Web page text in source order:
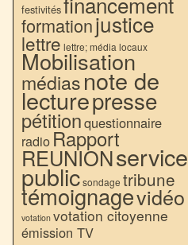
festivités
formationjustice
lettre lettre; média locaux
Mobilisation
médiasnote de
lecturepresse
pétitionquestionnaire
radio Rapport
REUNIONservice
publicsondage tribune
témoignagevidéo
votation votation citoyenne
émission TV